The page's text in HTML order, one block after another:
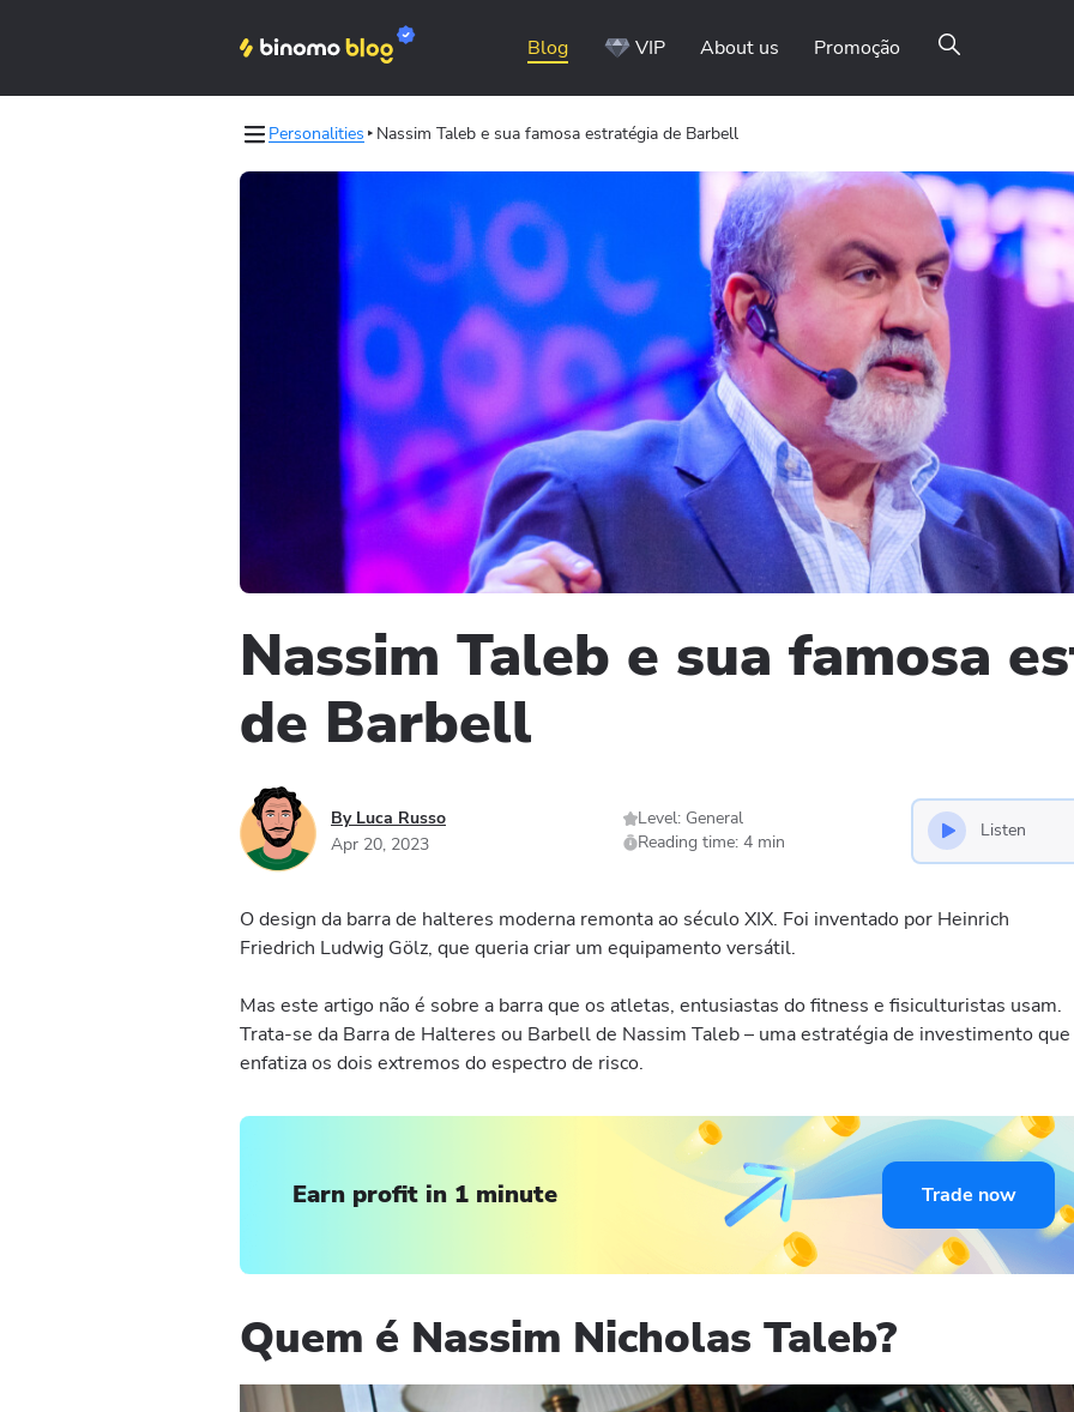
Blog VIP About us Promoção
Personalities Nassim Taleb e sua famosa estratégia de Barbell
Nassim Taleb e sua famosa
de Barbell
By Luca Russo
Apr 20, 2023
Level: General
Reading time: 4 min
Listen
O design da barra de halteres moderna remonta ao século XIX. Foi inventado por Heinrich
Friedrich Ludwig Gӧlz, que queria criar um equipamento versátil.
Mas este artigo não é sobre a barra que os atletas, entusiastas do fitness e fisiculturistas usam.
Trata-se da Barra de Halteres ou Barbell de Nassim Taleb – uma estratégia de investimento que
enfatiza os dois extremos do espectro de risco.
Earn profit in 1 minute Trade now
Quem é Nassim Nicholas Taleb?